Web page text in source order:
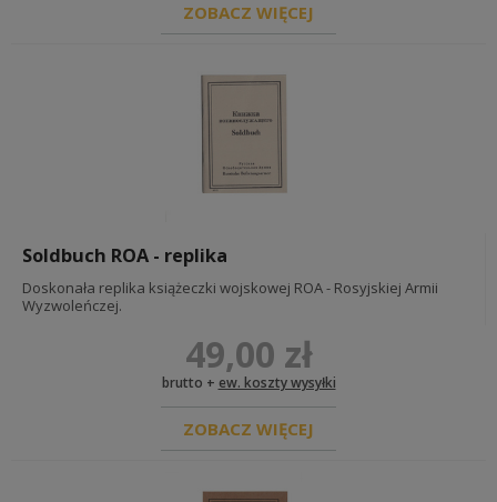
ZOBACZ WIĘCEJ
Soldbuch ROA - replika
Doskonała replika książeczki wojskowej ROA - Rosyjskiej Armii
Wyzwoleńczej.
49,00 zł
brutto + ew. koszty wysyłki
ZOBACZ WIĘCEJ